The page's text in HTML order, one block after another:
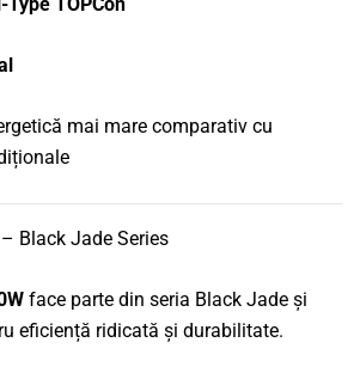
Type TOPCon
mai mare comparativ cu
Black Jade Series
face parte din seria Black Jade și
eficiență ridicată și durabilitate.